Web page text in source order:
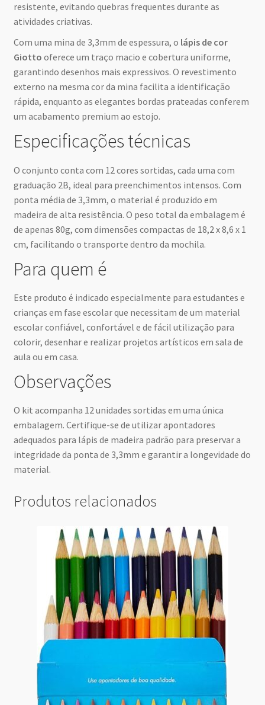
resistente, evitando quebras frequentes durante as
atividades criativas.
Com uma mina de 3,3mm de espessura, o lápis de cor
Giotto oferece um traço macio e cobertura uniforme,
garantindo desenhos mais expressivos. O revestimento
externo na mesma cor da mina facilita a identificação
rápida, enquanto as elegantes bordas prateadas conferem
um acabamento premium ao estojo.
Especificações técnicas
O conjunto conta com 12 cores sortidas, cada uma com
graduação 2B, ideal para preenchimentos intensos. Com
ponta média de 3,3mm, o material é produzido em
madeira de alta resistência. O peso total da embalagem é
de apenas 80g, com dimensões compactas de 18,2 x 8,6 x 1
cm, facilitando o transporte dentro da mochila.
Para quem é
Este produto é indicado especialmente para estudantes e
crianças em fase escolar que necessitam de um material
escolar confiável, confortável e de fácil utilização para
colorir, desenhar e realizar projetos artísticos em sala de
aula ou em casa.
Observações
O kit acompanha 12 unidades sortidas em uma única
embalagem. Certifique-se de utilizar apontadores
adequados para lápis de madeira padrão para preservar a
integridade da ponta de 3,3mm e garantir a longevidade do
material.
Produtos relacionados